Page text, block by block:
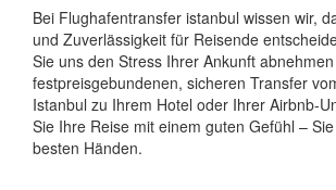
Bei Flughafentransfer istanbul wissen wir,
und Zuverlässigkeit für Reisende
Sie uns den Stress Ihrer Ankunft
festpreisgebundenen, sicheren Transfer
Istanbul zu Ihrem Hotel oder Ihrer Airbnb-
Sie Ihre Reise mit einem guten Gefühl –
besten Händen.